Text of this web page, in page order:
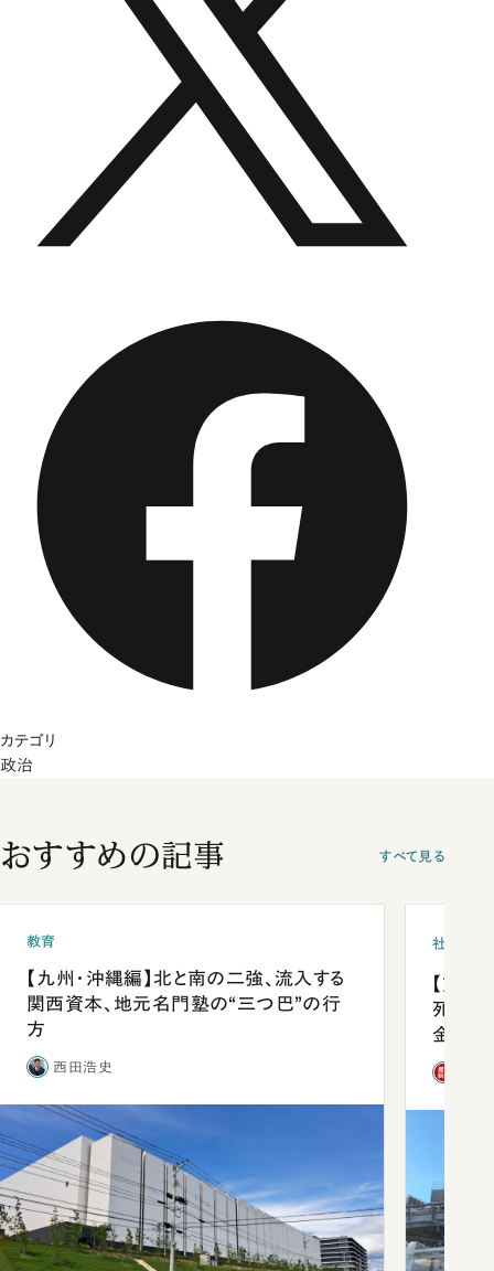
カテゴリ
政治
おすすめの記事 すべて見る
教育
【九州・沖縄編】北と南の二強、流入する
関西資本、地元名門塾の“三つ巴”の行
方
西田浩史
社会
【熊本
死を分
金」